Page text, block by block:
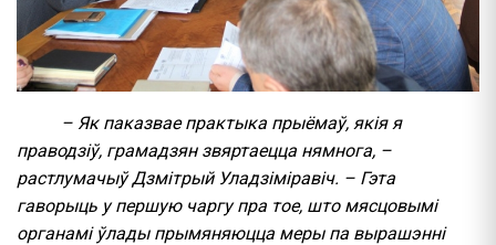
– Як паказвае практыка прыёмаў, якія я
праводзіў, грамадзян звяртаецца нямнога, –
растлумачыў Дзмітрый Уладзіміравіч. – Гэта
гаворыць у першую чаргу пра тое, што мясцовымі
органамі ўлады прымяняюцца меры па вырашэнні